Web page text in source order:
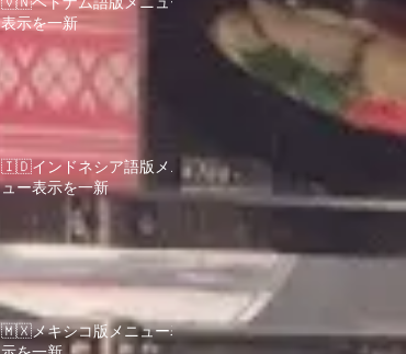
表示を一新
🇮🇩インドネシア語版メニ
ュー表示を一新
🇲🇽メキシコ版メニュー表